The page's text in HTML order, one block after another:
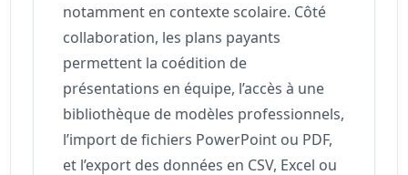
notamment en contexte scolaire. Côté
collaboration, les plans payants
permettent la coédition de
présentations en équipe, l’accès à une
bibliothèque de modèles professionnels,
l’import de fichiers PowerPoint ou PDF,
et l’export des données en CSV, Excel ou